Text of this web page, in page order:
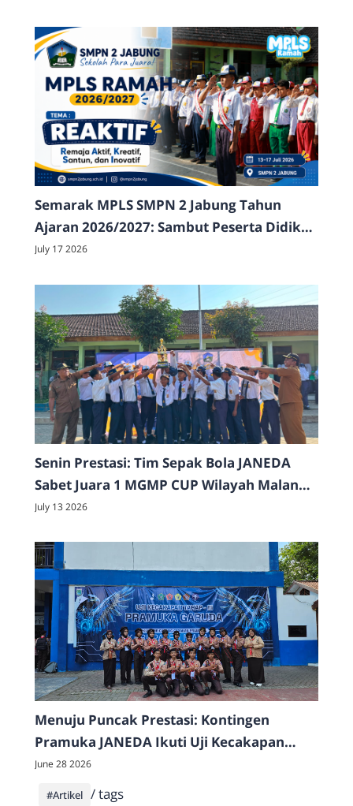
Semarak MPLS SMPN 2 Jabung Tahun
Ajaran 2026/2027: Sambut Peserta Didik
Baru dengan Edukasi, Aksi, dan Unjuk
July 17 2026
Senin Prestasi: Tim Sepak Bola JANEDA
Sabet Juara 1 MGMP CUP Wilayah Malang
Utara 2026
July 13 2026
Menuju Puncak Prestasi: Kontingen
Pramuka JANEDA Ikuti Uji Kecakapan
Pramuka Garuda Tahap III di SMP Negeri 3
Kepanjen
June 28 2026
/ tags
#Artikel